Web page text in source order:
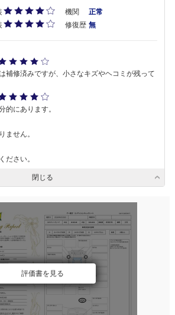
機関
正常
修復歴 無
補修済みですが、小さなキズやヘコミが残って
的にあります。
ません。
ださい。
閉じる
評価書を見る